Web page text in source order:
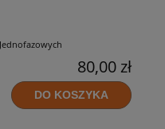
80,00 zł
DO KOSZYKA